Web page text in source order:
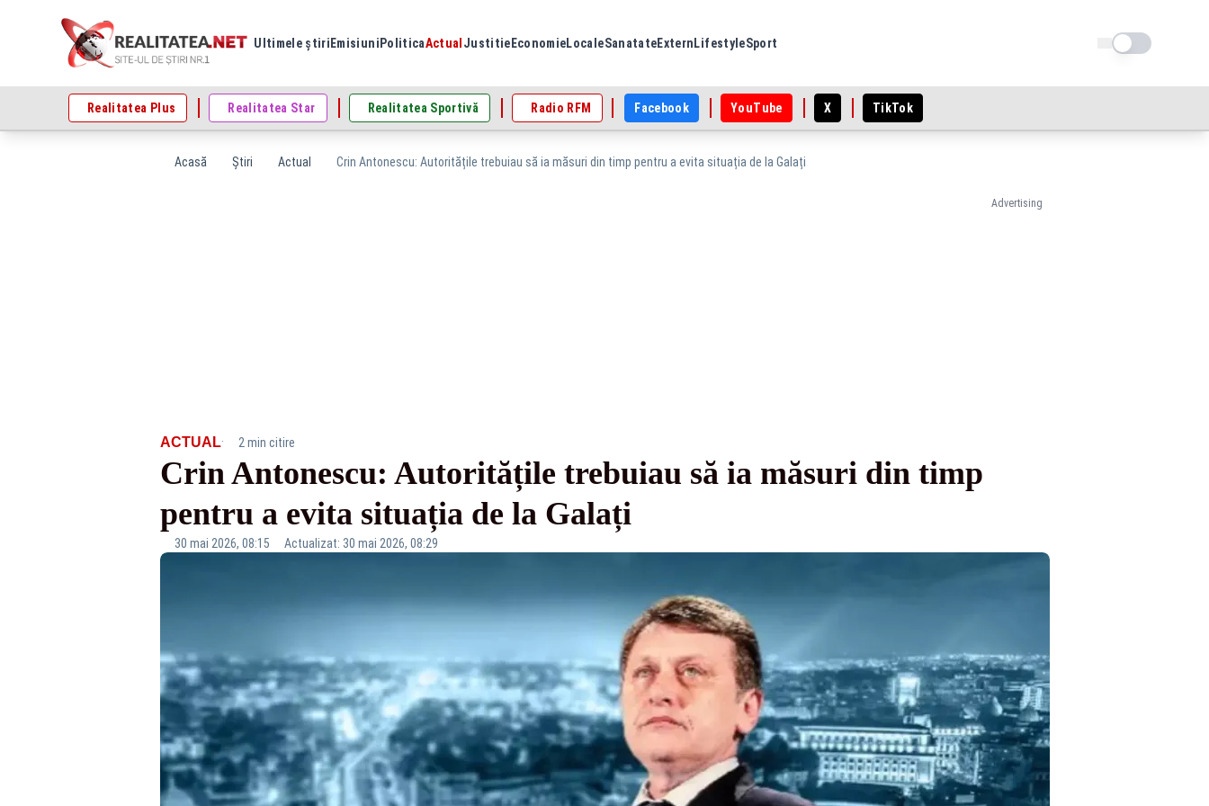
Ultimele știri Emisiuni PoliticaActual Justitie EconomieLocaleSanatateExtern LifestyleSport Schimba tema
Realitatea Plus Realitatea Star Realitatea Sportivă Radio RFM Facebook YouTube X TikTok
Acasă Știri Actual Crin Antonescu: Autoritățile trebuiau să ia măsuri din timp pentru a evita situația de la Galați
Advertising
ACTUAL· 2 min citire
Crin Antonescu: Autoritățile trebuiau să ia măsuri din timp
pentru a evita situația de la Galați
30 mai 2026, 08:15 Actualizat: 30 mai 2026, 08:29